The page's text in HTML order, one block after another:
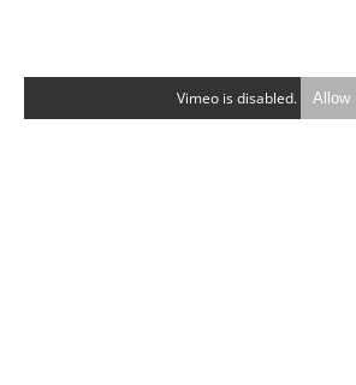
Vimeo is disabled. Allow